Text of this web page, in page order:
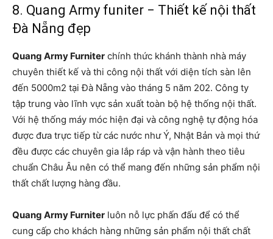
8. Quang Army funiter − Thiết kế nội thất
Đà Nẵng đẹp
Quang Army Furniter chính thức khánh thành nhà máy
chuyên thiết kế và thi công nội thất với diện tích sàn lên
đến 5000m2 tại Đà Nẵng vào tháng 5 năm 202. Công ty
tập trung vào lĩnh vực sản xuất toàn bộ hệ thống nội thất.
Với hệ thống máy móc hiện đại và công nghệ tự động hóa
được đưa trực tiếp từ các nước như Ý, Nhật Bản và mọi thứ
đều được các chuyên gia lắp ráp và vận hành theo tiêu
chuẩn Châu Âu nên có thể mang đến những sản phẩm nội
thất chất lượng hàng đầu.
Quang Army Furniter luôn nỗ lực phấn đấu để có thể
cung cấp cho khách hàng những sản phẩm nội thất chất